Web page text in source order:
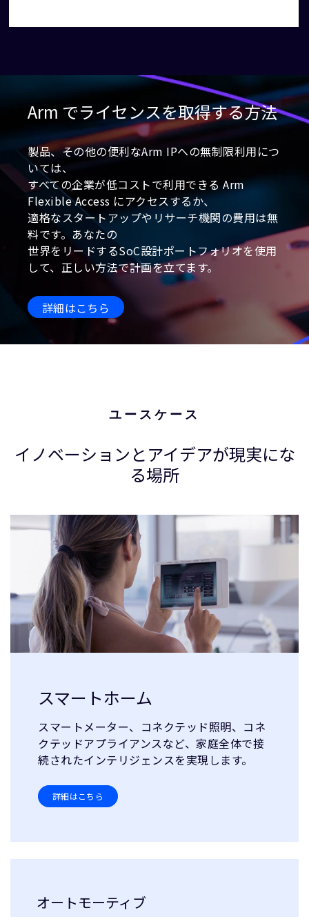
Arm でライセンスを取得する方法
製品、その他の便利なArm IPへの無制限利用につ
いては、
すべての企業が低コストで利用できる Arm
Flexible Access にアクセスするか、
適格なスタートアップやリサーチ機関の費用は無
料です。あなたの
世界をリードするSoC設計ポートフォリオを使用
して、正しい方法で計画を立てます。
詳細はこちら
ユースケース
イノベーションとアイデアが現実にな
る場所
スマートホーム
スマートメーター、コネクテッド照明、コネ
クテッドアプライアンスなど、家庭全体で接
続されたインテリジェンスを実現します。
詳細はこちら
オートモーティブ